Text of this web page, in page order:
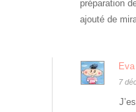
préparation
ajouté de
Eva
7